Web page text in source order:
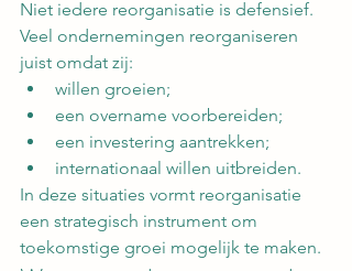
Niet iedere reorganisatie is defensief.
Veel ondernemingen reorganiseren
juist omdat zij:
willen groeien;
een overname voorbereiden;
een investering aantrekken;
internationaal willen uitbreiden.
In deze situaties vormt reorganisatie
een strategisch instrument om
toekomstige groei mogelijk te maken.